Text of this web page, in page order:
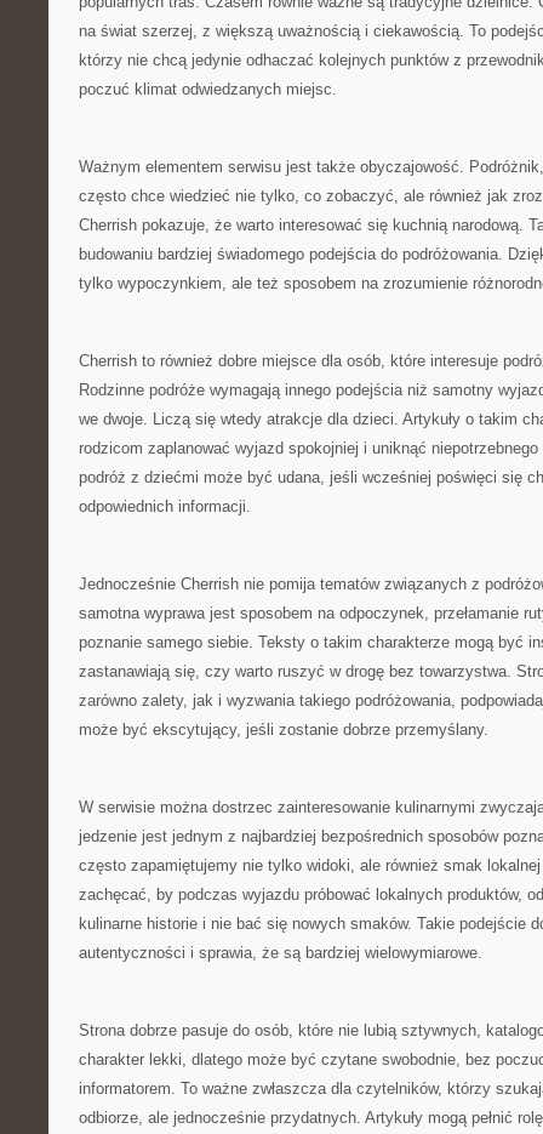
na świat szerzej, z większą uważnością i ciekawością. To
którzy nie chcą jedynie odhaczać kolejnych punktów z
poczuć klimat odwiedzanych miejsc.
Ważnym elementem serwisu jest także obyczajowość.
często chce wiedzieć nie tylko, co zobaczyć, ale również jak
Cherrish pokazuje, że warto interesować się kuchnią narodową.
budowaniu bardziej świadomego podejścia do podróżowania.
tylko wypoczynkiem, ale też sposobem na zrozumienie
Cherrish to również dobre miejsce dla osób, które interesuje
Rodzinne podróże wymagają innego podejścia niż samotny
we dwoje. Liczą się wtedy atrakcje dla dzieci. Artykuły o takim
rodzicom zaplanować wyjazd spokojniej i uniknąć
podróż z dziećmi może być udana, jeśli wcześniej poświęci się
odpowiednich informacji.
Jednocześnie Cherrish nie pomija tematów związanych z
samotna wyprawa jest sposobem na odpoczynek, przełamanie
poznanie samego siebie. Teksty o takim charakterze mogą być
zastanawiają się, czy warto ruszyć w drogę bez towarzystwa.
zarówno zalety, jak i wyzwania takiego podróżowania,
może być ekscytujący, jeśli zostanie dobrze przemyślany.
W serwisie można dostrzec zainteresowanie kulinarnymi
jedzenie jest jednym z najbardziej bezpośrednich sposobów
często zapamiętujemy nie tylko widoki, ale również smak
zachęcać, by podczas wyjazdu próbować lokalnych produktów,
kulinarne historie i nie bać się nowych smaków. Takie podejście
autentyczności i sprawia, że są bardziej wielowymiarowe.
Strona dobrze pasuje do osób, które nie lubią sztywnych,
charakter lekki, dlatego może być czytane swobodnie, bez
informatorem. To ważne zwłaszcza dla czytelników, którzy
odbiorze, ale jednocześnie przydatnych. Artykuły mogą pełnić